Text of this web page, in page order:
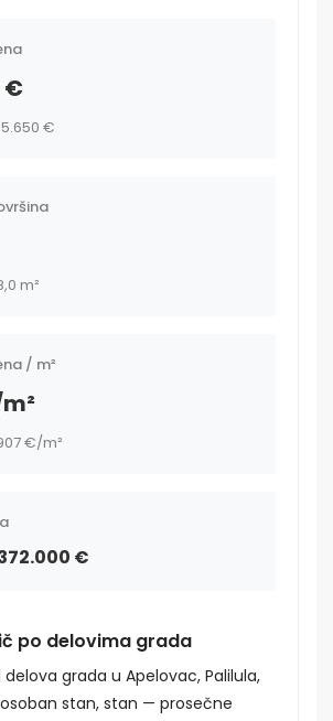
€
€
m²
/ m²
€/m²
€
po delovima grada
grada u Apelovac, Palilula,
stan, stan — prosečne